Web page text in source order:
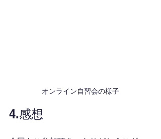
オンライン自習会の様子
4.感想